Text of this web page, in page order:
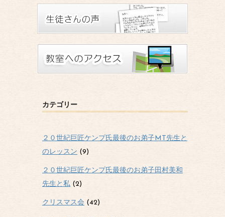
カテゴリー
２０世紀巨匠ケンプ氏最後のお弟子MT先生と
のレッスン (9)
２０世紀巨匠ケンプ氏最後のお弟子田村美和
先生と私 (2)
クリスマス会 (42)